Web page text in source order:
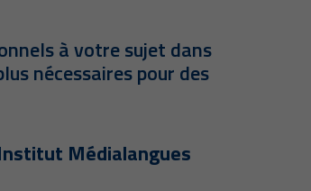
à votre sujet dans
nécessaires pour des
Médialangues